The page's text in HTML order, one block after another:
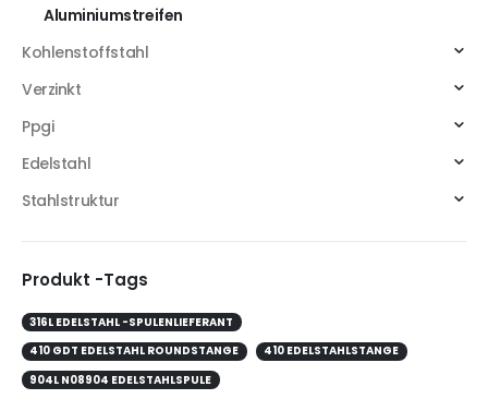
Aluminiumstreifen
Kohlenstoffstahl
Verzinkt
Ppgi
Edelstahl
Stahlstruktur
Produkt -Tags
316L EDELSTAHL -SPULENLIEFERANT
410 GDT EDELSTAHL ROUNDSTANGE
410 EDELSTAHLSTANGE
904L N08904 EDELSTAHLSPULE